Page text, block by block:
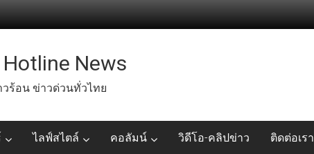
News
วร้อน ข่าวด่วนทั่วไทย
ไลฟ์สไตล์ คอลัมน์ วิดีโอ-คลิปข่าว ติดต่อเรา